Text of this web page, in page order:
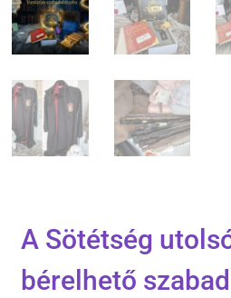
A Sötétség
bérelhető